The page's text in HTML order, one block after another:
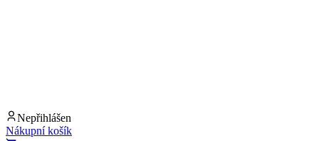
Nepřihlášen
Nákupní košík